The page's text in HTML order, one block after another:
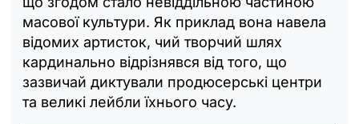
масової культури. Як приклад вона навела
відомих артисток, чий творчий шлях
кардинально відрізнявся від того, що
зазвичай диктували продюсерські центри
та великі лейбли їхнього часу.